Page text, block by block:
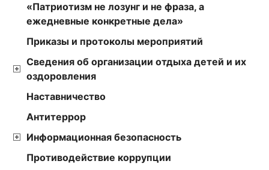
«Патриотизм не лозунг и не фраза, а
ежедневные конкретные дела»
Приказы и протоколы мероприятий
Сведения об организации отдыха детей и их
оздоровления
Наставничество
Антитеррор
Информационная безопасность
Противодействие коррупции